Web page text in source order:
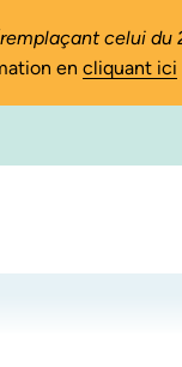
celui du
en cliquant ici